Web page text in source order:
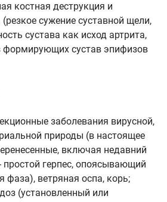
костная деструкция и
сужение суставной щели,
сустава как исход артрита,
формирующих сустав эпифизов
заболевания вирусной,
природы (в настоящее
включая недавний
герпес, опоясывающий
фаза), ветряная оспа, корь;
(установленный или